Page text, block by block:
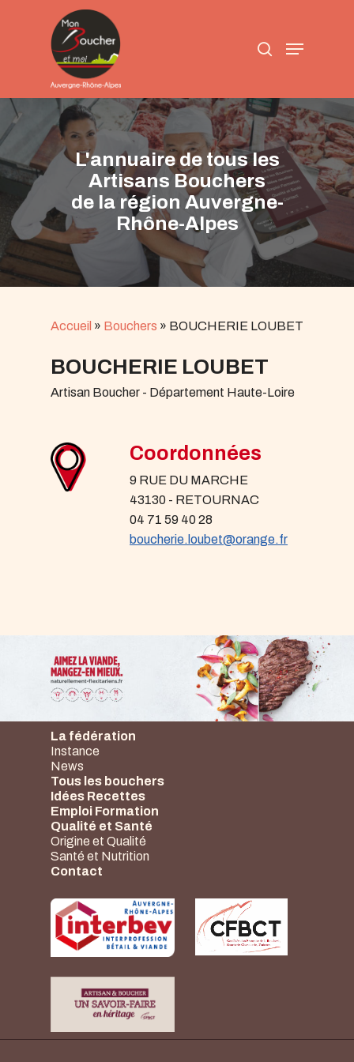
Menu
L'annuaire de tous les
Artisans Bouchers
de la région Auvergne-
Rhône-Alpes
Accueil » Bouchers » BOUCHERIE LOUBET
BOUCHERIE LOUBET
Artisan Boucher - Département Haute-Loire
Coordonnées
9 RUE DU MARCHE
43130 - RETOURNAC
04 71 59 40 28
boucherie.loubet@orange.fr
La fédération
Instance
News
Tous les bouchers
Idées Recettes
Emploi Formation
Qualité et Santé
Origine et Qualité
Santé et Nutrition
Contact